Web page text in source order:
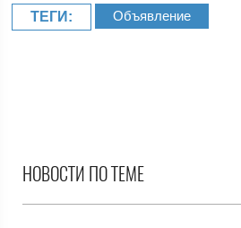
ТЕГИ: Объявление
НОВОСТИ ПО ТЕМЕ